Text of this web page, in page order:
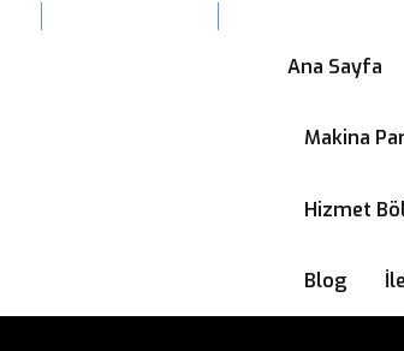
Ana Sayfa
Makina
Hizmet
Blog